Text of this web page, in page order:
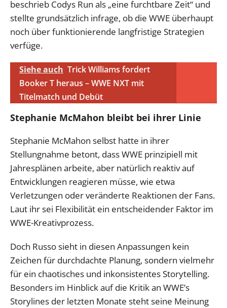
beschrieb Codys Run als „eine furchtbare Zeit“ und
stellte grundsätzlich infrage, ob die WWE überhaupt
noch über funktionierende langfristige Strategien
verfüge.
Siehe auch Trick Williams fordert
Booker T heraus – WWE NXT mit
Titelmatch und Debüt
Stephanie McMahon bleibt bei ihrer Linie
Stephanie McMahon selbst hatte in ihrer
Stellungnahme betont, dass WWE prinzipiell mit
Jahresplänen arbeite, aber natürlich reaktiv auf
Entwicklungen reagieren müsse, wie etwa
Verletzungen oder veränderte Reaktionen der Fans.
Laut ihr sei Flexibilität ein entscheidender Faktor im
WWE-Kreativprozess.
Doch Russo sieht in diesen Anpassungen kein
Zeichen für durchdachte Planung, sondern vielmehr
für ein chaotisches und inkonsistentes Storytelling.
Besonders im Hinblick auf die Kritik an WWE’s
Storylines der letzten Monate steht seine Meinung